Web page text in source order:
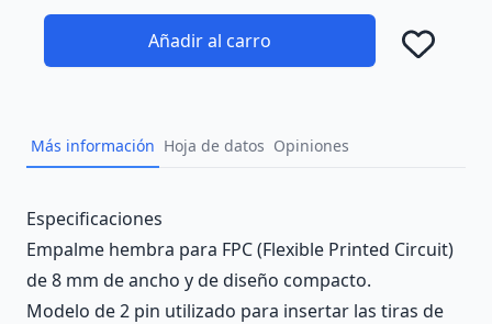
Añadir al carro
Más información Hoja de datos Opiniones
Description
Especificaciones
Empalme hembra para FPC (Flexible Printed Circuit)
de 8 mm de ancho y de diseño compacto.
Modelo de 2 pin utilizado para insertar las tiras de